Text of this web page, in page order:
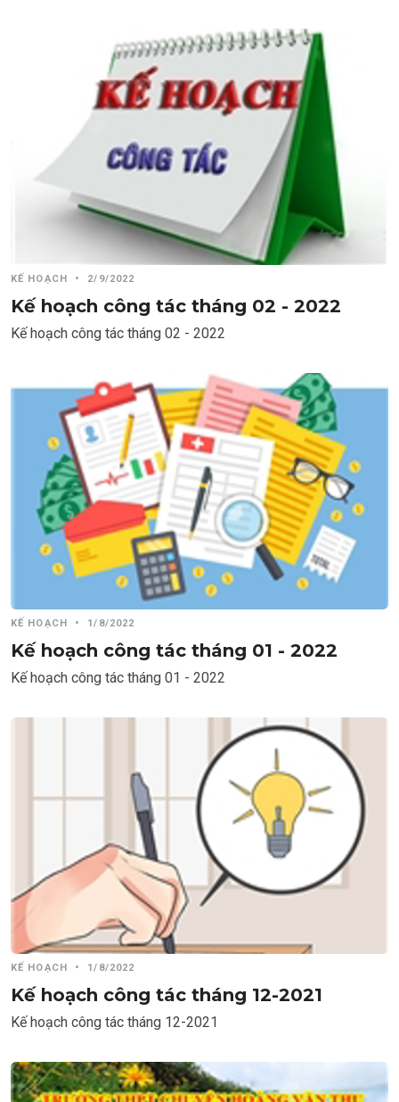
KẾ HOẠCH • 2/9/2022
Kế hoạch công tác tháng 02 - 2022
Kế hoạch công tác tháng 02 - 2022
KẾ HOẠCH • 1/8/2022
Kế hoạch công tác tháng 01 - 2022
Kế hoạch công tác tháng 01 - 2022
KẾ HOẠCH • 1/8/2022
Kế hoạch công tác tháng 12-2021
Kế hoạch công tác tháng 12-2021